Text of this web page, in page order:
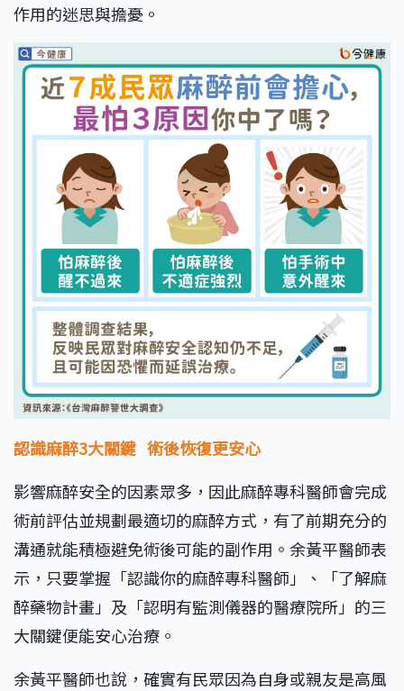
作用的迷思與擔憂。
認識麻醉3大關鍵 術後恢復更安心
影響麻醉安全的因素眾多，因此麻醉專科醫師會完成
術前評估並規劃最適切的麻醉方式，有了前期充分的
溝通就能積極避免術後可能的副作用。余黃平醫師表
示，只要掌握「認識你的麻醉專科醫師」、「了解麻
醉藥物計畫」及「認明有監測儀器的醫療院所」的三
大關鍵便能安心治療。
余黃平醫師也說，確實有民眾因為自身或親友是高風